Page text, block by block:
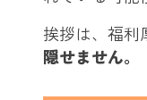
挨拶は、福利
隠せません。